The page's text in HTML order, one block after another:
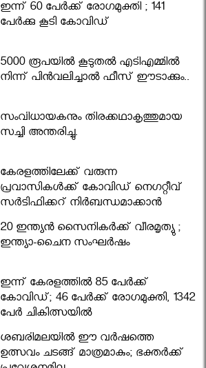
ഇന്ന് 60 പേർക്ക് രോഗമുക്തി ; 141
പേര്‍ക്കു കൂടി കോവിഡ്
5000 രൂപയിൽ കൂടുതൽ എടിഎമ്മിൽ
നിന്ന് പിൻവലിച്ചാൽ ഫീസ് ഈടാക്കും..
സംവിധായകനും തിരക്കഥാകൃത്തുമായ
സച്ചി അന്തരിച്ചു.
കേരളത്തിലേക്ക് വരുന്ന
പ്രവാസികള്‍ക്ക് കോവിഡ് നെഗറ്റീവ്
സര്‍ട്ടിഫിക്കറ്റ് നിർബന്ധമാക്കാൻ
മന്ത്രിസഭ
20 ഇന്ത്യൻ സൈനികർക്ക് വീരമൃത്യു ;
ഇന്ത്യാ-ചൈന സംഘർഷം
ഇന്ന് കേരളത്തിൽ 85 പേർക്ക്
കോവിഡ്; 46 പേർക്ക് രോഗമുക്തി, 1342
പേർ ചികിത്സയിൽ
ശബരിമലയില്‍ ഈ വർഷത്തെ
ഉത്സവം ചടങ്ങ് മാത്രമാകും; ഭക്തർക്ക്